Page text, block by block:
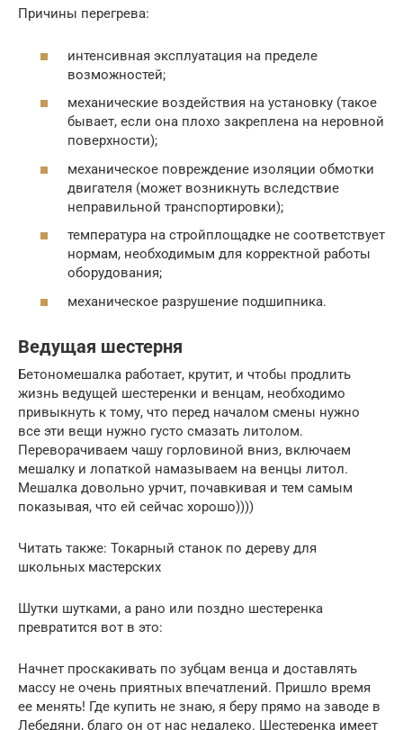
Причины перегрева:
интенсивная эксплуатация на пределе
возможностей;
механические воздействия на установку (такое
бывает, если она плохо закреплена на неровной
поверхности);
механическое повреждение изоляции обмотки
двигателя (может возникнуть вследствие
неправильной транспортировки);
температура на стройплощадке не соответствует
нормам, необходимым для корректной работы
оборудования;
механическое разрушение подшипника.
Ведущая шестерня
Бетономешалка работает, крутит, и чтобы продлить
жизнь ведущей шестеренки и венцам, необходимо
привыкнуть к тому, что перед началом смены нужно
все эти вещи нужно густо смазать литолом.
Переворачиваем чашу горловиной вниз, включаем
мешалку и лопаткой намазываем на венцы литол.
Мешалка довольно урчит, почавкивая и тем самым
показывая, что ей сейчас хорошо))))
Читать также: Токарный станок по дереву для
школьных мастерских
Шутки шутками, а рано или поздно шестеренка
превратится вот в это:
Начнет проскакивать по зубцам венца и доставлять
массу не очень приятных впечатлений. Пришло время
ее менять! Где купить не знаю, я беру прямо на заводе в
Лебедяни, благо он от нас недалеко. Шестеренка имеет